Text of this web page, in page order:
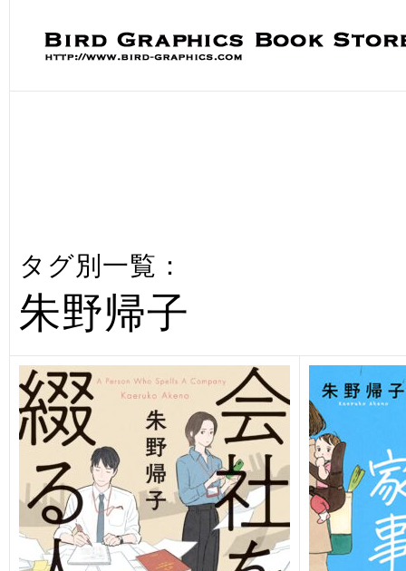
タグ別一覧：
朱野帰子